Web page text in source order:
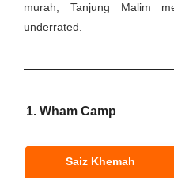
murah, Tanjung Malim
underrated.
1. Wham Camp
Saiz Khemah